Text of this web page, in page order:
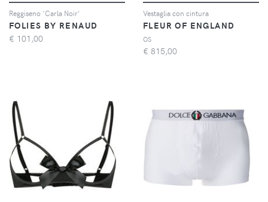
Reggiseno 'Carla Noir'
FOLIES BY RENAUD
€ 101,00
Vestaglia con cintura
FLEUR OF ENGLAND
OS
€ 815,00